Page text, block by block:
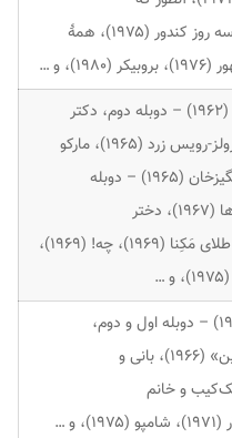
بودیم (۱۹۷۳)، سه روز کندور (۱۹۷۵)، همهٔ
و …
لورنس عربستان (۱۹۶۲) – دوبله دوم، دکتر
ژیواگو (۱۹۶۵)، رولز-رویس زرد (۱۹۶۵)، مارکو
پولو (۱۹۶۵)، چنگیزخان (۱۹۶۵) – دوبله
دوم، شب ژنرال‌ها (۱۹۶۷)، دختر
مسخره (۱۹۶۸)، طلای مَکِنا (۱۹۶۹)، چه! (۱۹۶۹)،
شکوه علفزار (۱۹۶۱) – دوبله اول و دوم،
«وعده‌های شیرین» (۱۹۶۶)، بانی و
مک‌کیب و خانم